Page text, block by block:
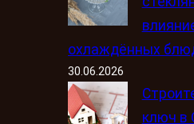
охлаждённых
30.06.2026
ключ в